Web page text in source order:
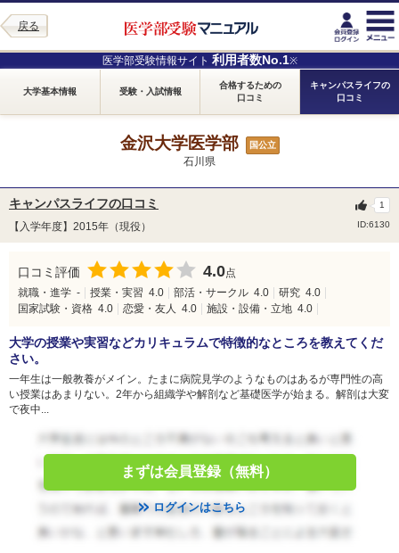
戻る
医学部受験情報サイト 利用者数No.1※
大学基本情報 受験・入試情報
合格するための
口コミ
キャンパスライフの
口コミ
金沢大学医学部 国公立
石川県
キャンパスライフの口コミ
【入学年度】2015年（現役） ID:6130
1
口コミ評価 4.0点
就職・進学 - 授業・実習 4.0 部活・サークル 4.0 研究 4.0
国家試験・資格 4.0 恋愛・友人 4.0 施設・設備・立地 4.0
大学の授業や実習などカリキュラムで特徴的なところを教えてくだ
さい。
一年生は一般教養がメイン。たまに病院見学のようなものはあるが専門性の高
い授業はあまりない。2年から組織学や解剖など基礎医学が始まる。解剖は大変
で夜中...
まずは会員登録（無料）
ログインはこちら